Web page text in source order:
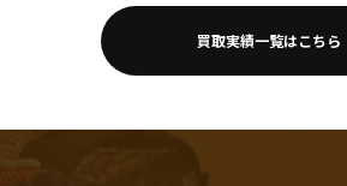
買取実績一覧はこちら